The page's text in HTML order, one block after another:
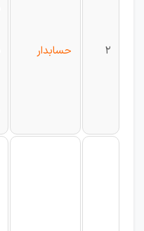
2 حسابدار